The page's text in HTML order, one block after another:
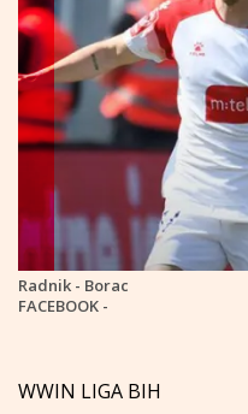
Radnik - Borac
FACEBOOK -
WWIN LIGA BIH